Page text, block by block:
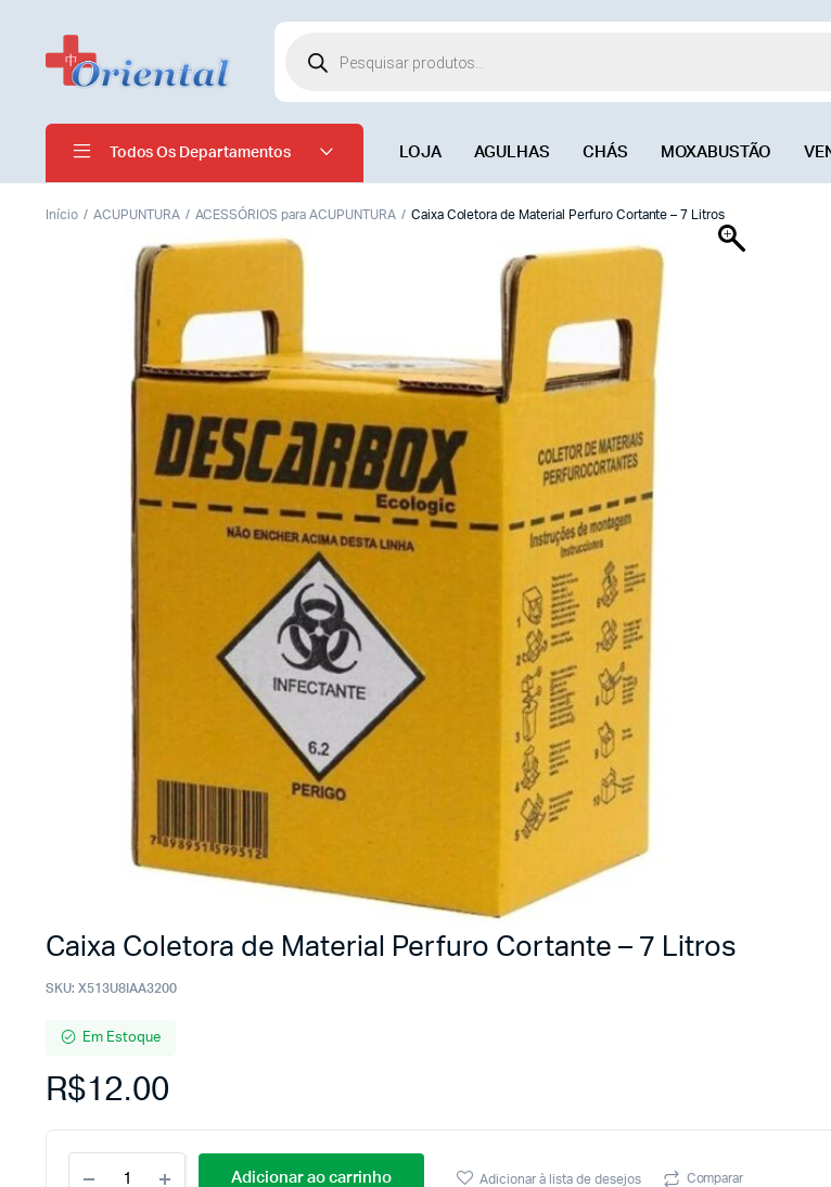
Todos Os Departamentos LOJA AGULHAS CHÁS MOXABUSTÃO
Início ACUPUNTURA ACESSÓRIOS para ACUPUNTURA Caixa Coletora de Material Perfuro Cortante – 7 Litros
Caixa Coletora de Material Perfuro Cortante – 7 Litros
SKU: X513U8IAA3200
Em Estoque
R$12.00
Adicionar ao carrinho Adicionar à lista de desejos Comparar